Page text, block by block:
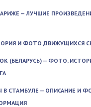
— ЛУЧШИЕ
И ФОТО ДВИЖУЩИХСЯ
(БЕЛАРУСЬ) — ФОТО,
СТАМБУЛЕ — ОПИСАНИЕ И